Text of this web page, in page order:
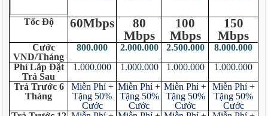
Tốc Độ 60Mbps
80
Mbps
100
Mbps
150
Mbps
Cước
VND/Tháng
800.000 2.000.000 2.500.000
8.000.000
Phí Lắp Đặt
Trả Sau
1.000.000 1.000.000 1.000.000
1.000.000
Trả Trước 6
Tháng
Miễn Phí +
Tặng 50%
Cước
Miễn Phí +
Tặng 50%
Cước
Miễn Phí +
Tặng 50%
Cước
Miễn Phí +
Tặng 50%
Cước